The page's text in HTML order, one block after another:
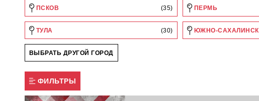
ПСКОВ (35) ПЕРМЬ
ТУЛА (30) ЮЖНО-САХАЛИНСК
ВЫБРАТЬ ДРУГОЙ ГОРОД
ФИЛЬТРЫ